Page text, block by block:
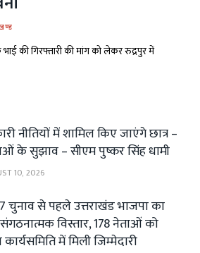
की गिरफ्तारी की मांग को लेकर रुद्रपुर में
नीतियों में शामिल किए जाएंगे छात्र –
के सुझाव – सीएम पुष्कर सिंह धामी
10, 2026
चुनाव से पहले उत्तराखंड भाजपा का
विस्तार, 178 नेताओं को
कार्यसमिति में मिली जिम्मेदारी